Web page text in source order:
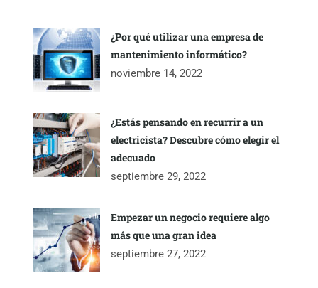
The Factory School explica por qué aprender herramientas de
IA ya no es suficiente para los profesionales de la arquitectura
¿Por qué utilizar una empresa de
mantenimiento informático?
noviembre 14, 2022
¿Estás pensando en recurrir a un
electricista? Descubre cómo elegir el
adecuado
septiembre 29, 2022
Empezar un negocio requiere algo
más que una gran idea
septiembre 27, 2022